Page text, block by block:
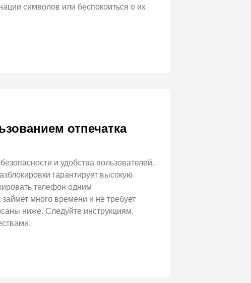
символов или беспокоиться о их
отпечатка
и удобства пользователей.
гарантирует высокую
телефон одним
много времени и не требует
ниже. Следуйте инструкциям,